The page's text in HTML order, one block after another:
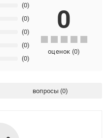
(0)
(0)
(0)
(0)
(0)
0
оценок (0)
вопросы